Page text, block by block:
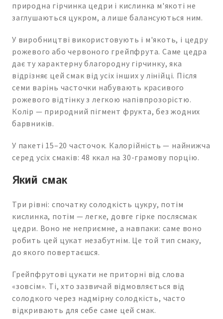
природна гірчинка цедри і кислинка м'якоті не
заглушаються цукром, а лише балансуються ним.
У виробництві використовують і м'якоть, і цедру
рожевого або червоного грейпфрута. Саме цедра
дає ту характерну благородну гірчинку, яка
відрізняє цей смак від усіх інших у лінійці. Після
семи варінь часточки набувають красивого
рожевого відтінку з легкою напівпрозорістю.
Колір — природний пігмент фрукта, без жодних
барвників.
У пакеті 15–20 часточок. Калорійність — найнижча
серед усіх смаків: 48 ккал на 30-грамову порцію.
Який смак
Три рівні: спочатку солодкість цукру, потім
кислинка, потім — легке, довге гірке послясмак
цедри. Воно не неприємне, а навпаки: саме воно
робить цей цукат незабутнім. Це той тип смаку,
до якого повертаєшся.
Грейпфрутові цукати не приторні від слова
«зовсім». Ті, хто зазвичай відмовляється від
солодкого через надмірну солодкість, часто
відкривають для себе саме цей смак.